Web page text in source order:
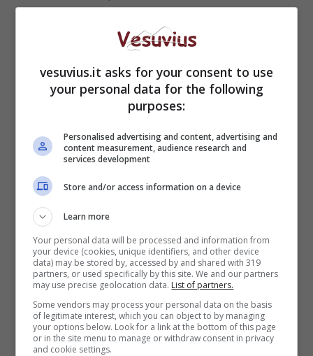
X Factor 2022, Emma
Marrone non sarà in
giuria: torna Fedez?
vesuvius.it asks for your consent to use
your personal data for the following
purposes:
Personalised advertising and content, advertising and
content measurement, audience research and
services development
Store and/or access information on a device
Learn more
Your personal data will be processed and information from
your device (cookies, unique identifiers, and other device
data) may be stored by, accessed by and shared with 319
partners, or used specifically by this site. We and our partners
may use precise geolocation data. List of partners.
Some vendors may process your personal data on the basis
of legitimate interest, which you can object to by managing
your options below. Look for a link at the bottom of this page
or in the site menu to manage or withdraw consent in privacy
and cookie settings.